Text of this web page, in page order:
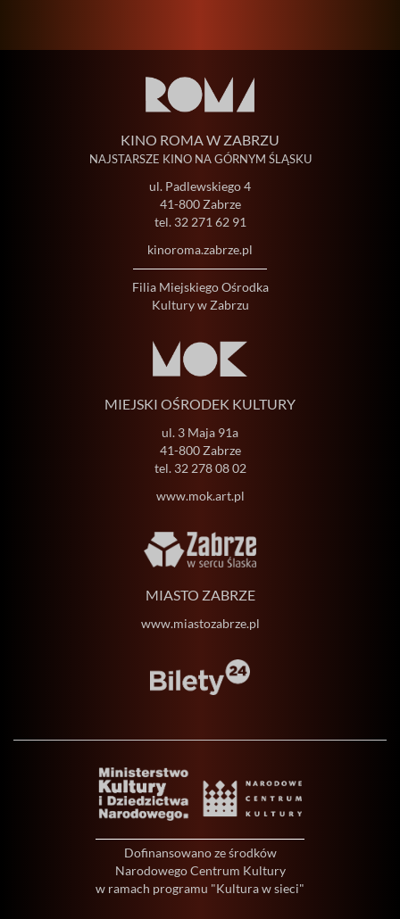
KINO ROMA W ZABRZU
NAJSTARSZE KINO NA GÓRNYM ŚLĄSKU
ul. Padlewskiego 4
41-800 Zabrze
tel. 32 271 62 91
kinoroma.zabrze.pl
Filia Miejskiego Ośrodka
Kultury w Zabrzu
MIEJSKI OŚRODEK KULTURY
ul. 3 Maja 91a
41-800 Zabrze
tel. 32 278 08 02
www.mok.art.pl
MIASTO ZABRZE
www.miastozabrze.pl
Dofinansowano ze środków
Narodowego Centrum Kultury
w ramach programu "Kultura w sieci"